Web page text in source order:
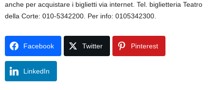
anche per acquistare i biglietti via internet. Tel. biglietteria Teatro
della Corte: 010-5342200. Per info: 0105342300.
Facebook Twitter Pinterest
LinkedIn